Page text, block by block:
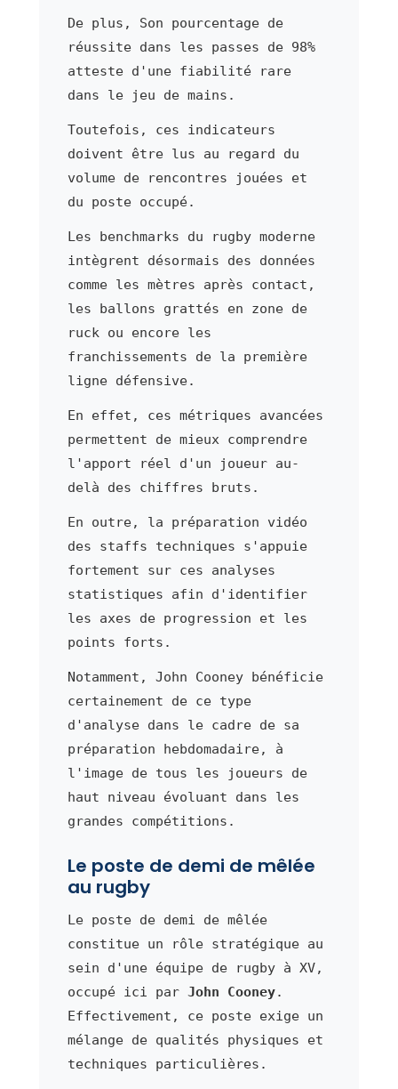
De plus, Son pourcentage de
réussite dans les passes de 98%
atteste d'une fiabilité rare
dans le jeu de mains.
Toutefois, ces indicateurs
doivent être lus au regard du
volume de rencontres jouées et
du poste occupé.
Les benchmarks du rugby moderne
intègrent désormais des données
comme les mètres après contact,
les ballons grattés en zone de
ruck ou encore les
franchissements de la première
ligne défensive.
En effet, ces métriques avancées
permettent de mieux comprendre
l'apport réel d'un joueur au-
delà des chiffres bruts.
En outre, la préparation vidéo
des staffs techniques s'appuie
fortement sur ces analyses
statistiques afin d'identifier
les axes de progression et les
points forts.
Notamment, John Cooney bénéficie
certainement de ce type
d'analyse dans le cadre de sa
préparation hebdomadaire, à
l'image de tous les joueurs de
haut niveau évoluant dans les
grandes compétitions.
Le poste de demi de mêlée
au rugby
Le poste de demi de mêlée
constitue un rôle stratégique au
sein d'une équipe de rugby à XV,
occupé ici par John Cooney.
Effectivement, ce poste exige un
mélange de qualités physiques et
techniques particulières.